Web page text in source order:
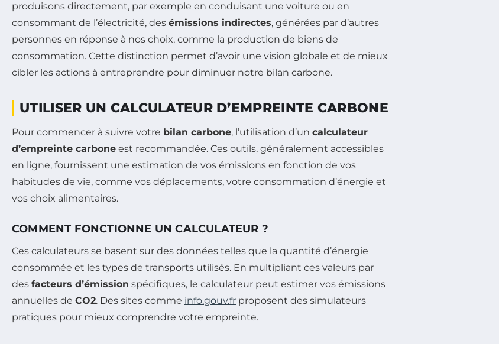
produisons directement, par exemple en conduisant une voiture ou en
consommant de l’électricité, des émissions indirectes, générées par d’autres
personnes en réponse à nos choix, comme la production de biens de
consommation. Cette distinction permet d’avoir une vision globale et de mieux
cibler les actions à entreprendre pour diminuer notre bilan carbone.
UTILISER UN CALCULATEUR D’EMPREINTE CARBONE
Pour commencer à suivre votre bilan carbone, l’utilisation d’un calculateur
d’empreinte carbone est recommandée. Ces outils, généralement accessibles
en ligne, fournissent une estimation de vos émissions en fonction de vos
habitudes de vie, comme vos déplacements, votre consommation d’énergie et
vos choix alimentaires.
COMMENT FONCTIONNE UN CALCULATEUR ?
Ces calculateurs se basent sur des données telles que la quantité d’énergie
consommée et les types de transports utilisés. En multipliant ces valeurs par
des facteurs d’émission spécifiques, le calculateur peut estimer vos émissions
annuelles de CO2. Des sites comme info.gouv.fr proposent des simulateurs
pratiques pour mieux comprendre votre empreinte.